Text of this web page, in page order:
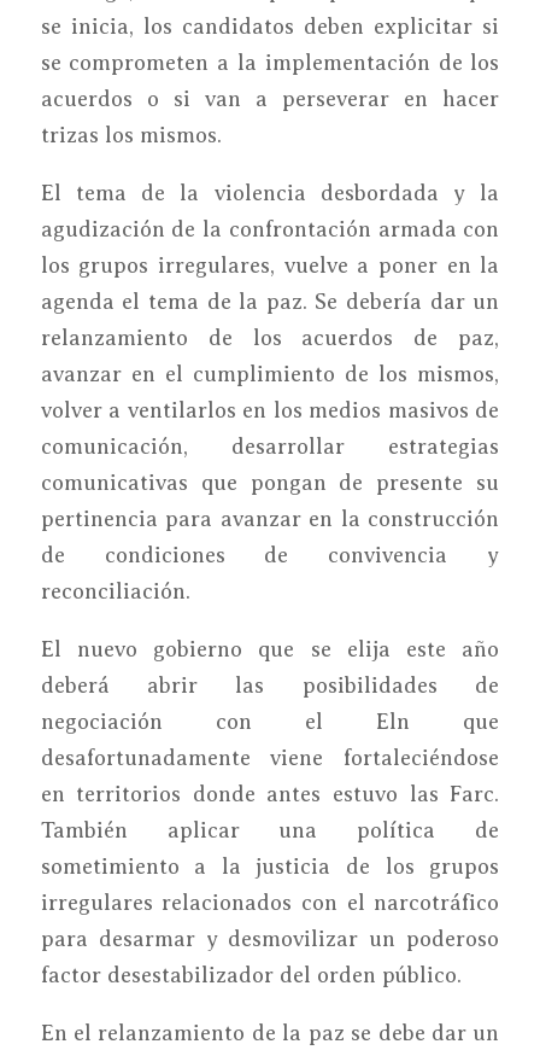
se inicia, los candidatos deben explicitar si
se comprometen a la implementación de los
acuerdos o si van a perseverar en hacer
trizas los mismos.
El tema de la violencia desbordada y la
agudización de la confrontación armada con
los grupos irregulares, vuelve a poner en la
agenda el tema de la paz. Se debería dar un
relanzamiento de los acuerdos de paz,
avanzar en el cumplimiento de los mismos,
volver a ventilarlos en los medios masivos de
comunicación, desarrollar estrategias
comunicativas que pongan de presente su
pertinencia para avanzar en la construcción
de condiciones de convivencia y
reconciliación.
El nuevo gobierno que se elija este año
deberá abrir las posibilidades de
negociación con el Eln que
desafortunadamente viene fortaleciéndose
en territorios donde antes estuvo las Farc.
También aplicar una política de
sometimiento a la justicia de los grupos
irregulares relacionados con el narcotráfico
para desarmar y desmovilizar un poderoso
factor desestabilizador del orden público.
En el relanzamiento de la paz se debe dar un